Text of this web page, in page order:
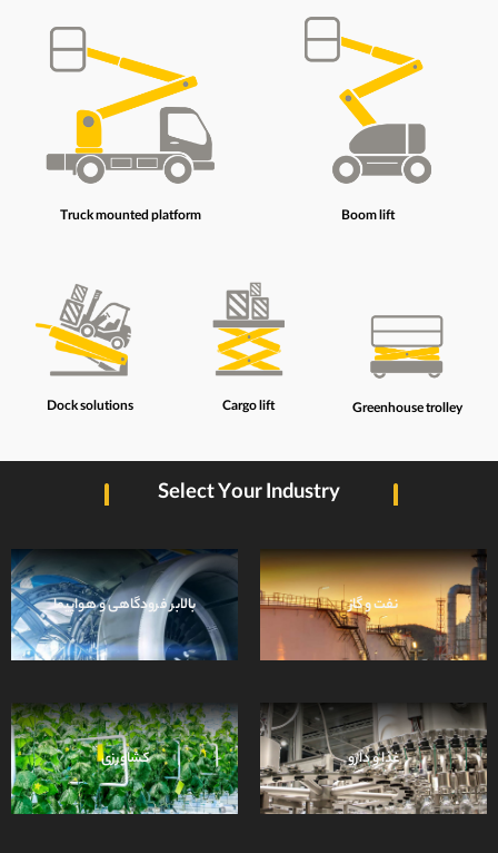
Truck mounted platform Boom lift
Dock solutions Cargo lift Greenhouse trolley
Select Your Industry
بالابر فرودگاهی و هواپیما مشاهدهنفت و گاز
کشاورزی مشاهده
غذا و دارو